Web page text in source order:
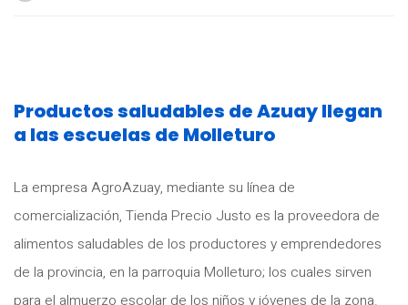
Productos saludables de Azuay llegan
a las escuelas de Molleturo
La empresa AgroAzuay, mediante su línea de
comercialización, Tienda Precio Justo es la proveedora de
alimentos saludables de los productores y emprendedores
de la provincia, en la parroquia Molleturo; los cuales sirven